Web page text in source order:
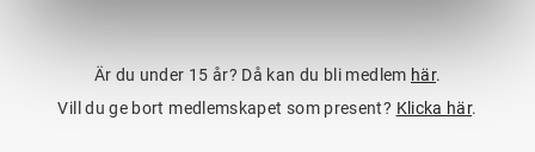
Är du under 15 år? Då kan du bli medlem här.
Vill du ge bort medlemskapet som present? Klicka här.